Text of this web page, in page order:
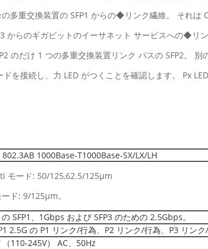
多重交換装置の SFP1 からの◆リンク繊維。 それは
からのギガビットのイーサネット サービスへの◆リン
のだけ 1 つの多重交換装置リンク パスの SFP2。 別
を接続し、力 LED がつくことを確認します。 Px
802.3AB 1000Base-T1000Base-SX/LX/LH
モード: 50/125,62.5/125µm
ド: 9/125µm。
の SFP1、1Gbps および SFP3 のための 2.5Gbps。
2.5G の P1 リンク/行為、P2 リンク/行為、P3 リンク
（110-245V） AC、50Hz